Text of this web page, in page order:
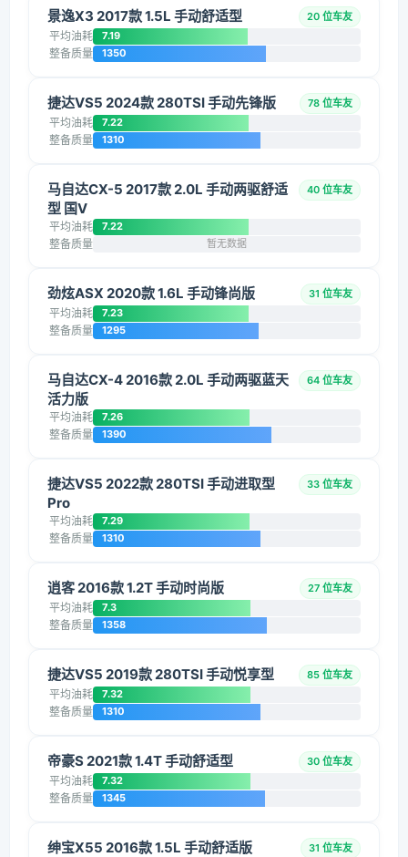
景逸X3 2017款 1.5L 手动舒适型 20 位车友
平均油耗 7.19
整备质量 1350
捷达VS5 2024款 280TSI 手动先锋版 78 位车友
平均油耗 7.22
整备质量 1310
马自达CX-5 2017款 2.0L 手动两驱舒适
型 国V
40 位车友
平均油耗 7.22
整备质量 暂无数据
劲炫ASX 2020款 1.6L 手动锋尚版 31 位车友
平均油耗 7.23
整备质量 1295
马自达CX-4 2016款 2.0L 手动两驱蓝天
活力版
64 位车友
平均油耗 7.26
整备质量 1390
捷达VS5 2022款 280TSI 手动进取型
Pro
33 位车友
平均油耗 7.29
整备质量 1310
逍客 2016款 1.2T 手动时尚版 27 位车友
平均油耗 7.3
整备质量 1358
捷达VS5 2019款 280TSI 手动悦享型 85 位车友
平均油耗 7.32
整备质量 1310
帝豪S 2021款 1.4T 手动舒适型 30 位车友
平均油耗 7.32
整备质量 1345
绅宝X55 2016款 1.5L 手动舒适版 31 位车友